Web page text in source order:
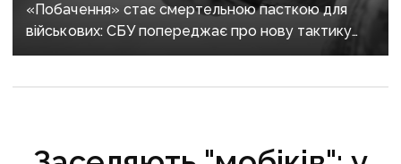
«Побачення» стає смертельною пасткою для
військових: СБУ попереджає про нову тактику
спецслужб рф